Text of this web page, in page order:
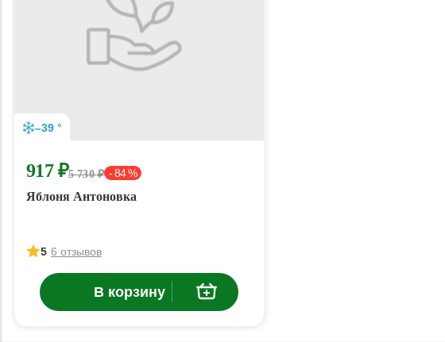
–39 °
917 ₽5 730 ₽ - 84 %
Яблоня Антоновка
5 6 отзывов
В корзину